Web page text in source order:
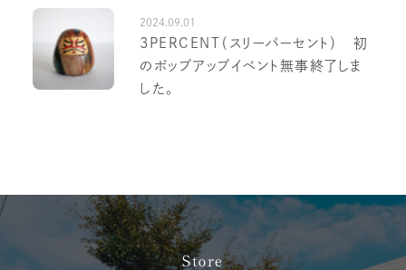
2024.09.01
3PERCENT（スリーパーセント） 初
のポップアップイベント無事終了しま
した。
Store